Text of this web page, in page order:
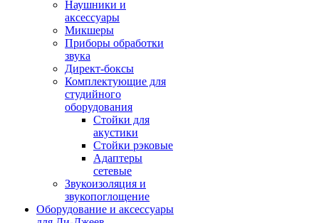
Наушники и
аксессуары
Микшеры
Приборы обработки
звука
Директ-боксы
Комплектующие для
студийного
оборудования
Стойки для
акустики
Стойки рэковые
Адаптеры
сетевые
Звукоизоляция и
звукопоглощение
Оборудование и аксессуары